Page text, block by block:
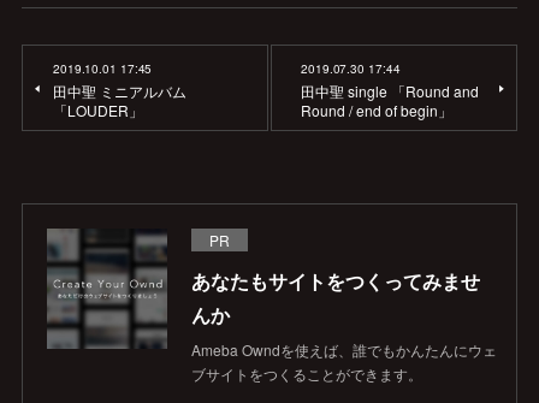
2019.10.01 17:45
田中聖 ミニアルバム
「LOUDER」
2019.07.30 17:44
田中聖 single 「Round and
Round / end of begin」
PR
あなたもサイトをつくってみませ
んか
Ameba Owndを使えば、誰でもかんたんにウェ
ブサイトをつくることができます。